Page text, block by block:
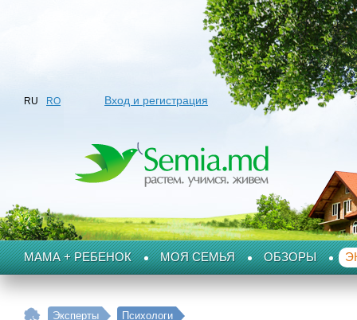
RU RO Вход и регистрация
МАМА + РЕБЕНОК МОЯ СЕМЬЯ ОБЗОРЫ
Эксперты Психологи